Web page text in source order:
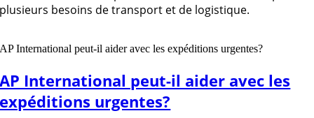
plusieurs besoins de transport et de logistique.
AP International peut-il aider avec les expéditions urgentes?
AP International peut-il aider avec les
expéditions urgentes?